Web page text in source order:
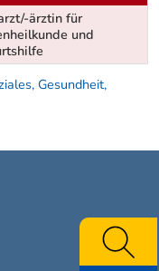
ärztin für
und
Gesundheit,